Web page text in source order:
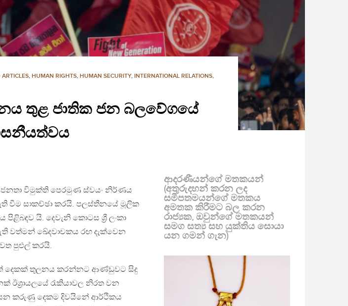
, HUMAN RIGHTS, HUMAN SECURITY, INTERNATIONAL RELATIONS,
තුළ ජාතික ජන බලවේගයේ
විමුක්ති පෙරමුණ ස්වයං නිර්ණය
වීම සාකච්ඡා කරයි. පලස්තීනයේ මූලික
යි. දෙවැනි කොටස ශ්‍රී ලංකා
වත්මන් ඛේදවාචකය රඟ දැක්වෙන
පුළුල් කරයි.
දෙකක් තුලනය කරන්නට ආණ්ඩුවට සිදු
ඊශ්‍රායලයේ රැකියාවල නිරත වන
යන කරුණු දෙකම දිවයිනේ ආර්ථිකය
ආදරණීයන්ගේ මතකයන්
(අතුරුදහන් කරන ලද
සමීපතමයන්ගේ මතකය
අමතක කිරීමට බල කරන
රාජ්‍යක, ඔවුන්ගේ මතකයන්
සමග සත්‍ය සහ යුක්තිය සොයා
යන ගමන් ගැන)